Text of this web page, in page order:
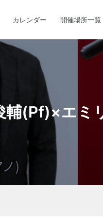
カレンダー 開催場所一覧
輔(Pf)×エミ